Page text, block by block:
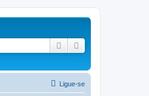
Pesquisar
Ligue-se